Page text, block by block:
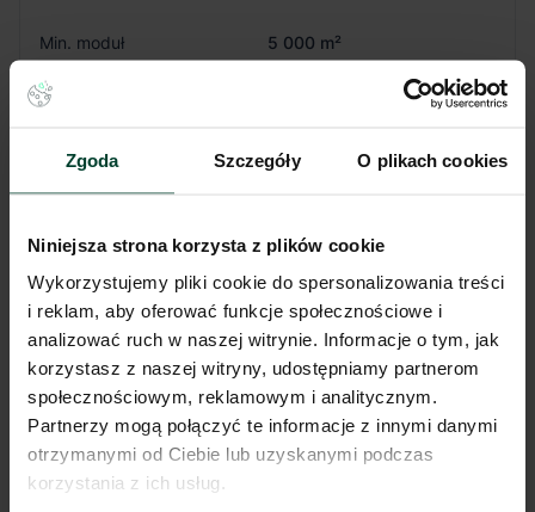
Zgoda Szczegóły O plikach cookies
Niniejsza strona korzysta z plików cookie
Wykorzystujemy pliki cookie do spersonalizowania treści
i reklam, aby oferować funkcje społecznościowe i
analizować ruch w naszej witrynie. Informacje o tym, jak
korzystasz z naszej witryny, udostępniamy partnerom
społecznościowym, reklamowym i analitycznym.
Partnerzy mogą połączyć te informacje z innymi danymi
otrzymanymi od Ciebie lub uzyskanymi podczas
korzystania z ich usług.
Min. moduł
5 000 m²
Certyfikat
Powierzchnia biurowa
Siatka słupów
12x22.5 m
Nośność posadzki
Doki przeładunkowe
Tak
Świetliki
Tak
Klapy dymowe
Tak
Tryskacze
Tak
Ogrzewanie
Gaz
Brama wjazdowa z poziomu
0
Tak
Pokaż więcej